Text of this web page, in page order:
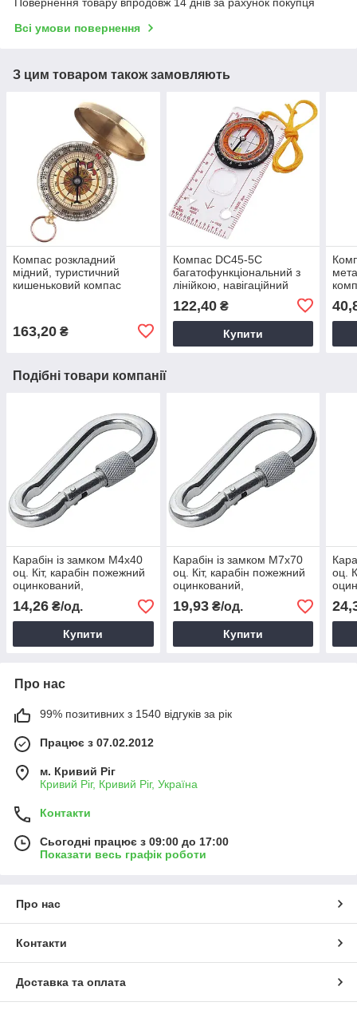
Всі умови повернення
З цим товаром також замовляють
Компас розкладний
мідний, туристичний
кишеньковий компас
163,20 ₴
Компас DC45-5C
багатофункціональний з
лінійкою, навігаційний
компас
122,40₴
Купити
Подібні товари компанії
Карабін із замком М4х40
оц. Кіт, карабін пожежний
оцинкований,
страхувальний карабін
14,26 ₴/од.
Купити
Карабін із замком М7х70
оц. Кіт, карабін пожежний
оцинкований,
страхувальний карабін
19,93₴/од.
Купити
оц.
Про нас
99% позитивних з 1540 відгуків за рік
Працює з 07.02.2012
м. Кривий Ріг
Кривий Ріг, Кривий Ріг, Україна
Контакти
Сьогодні працює з 09:00 до 17:00
Показати весь графік роботи
Про нас
Контакти
Доставка та оплата